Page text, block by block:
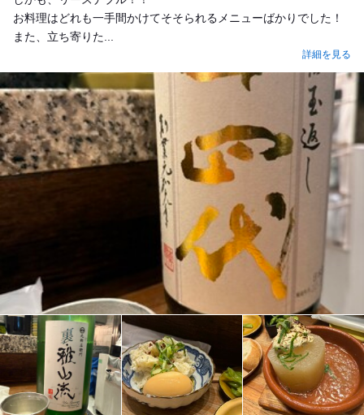
お料理はどれも一手間かけてそそられるメニューばかりでした！
また、立ち寄りた...
詳細を見る